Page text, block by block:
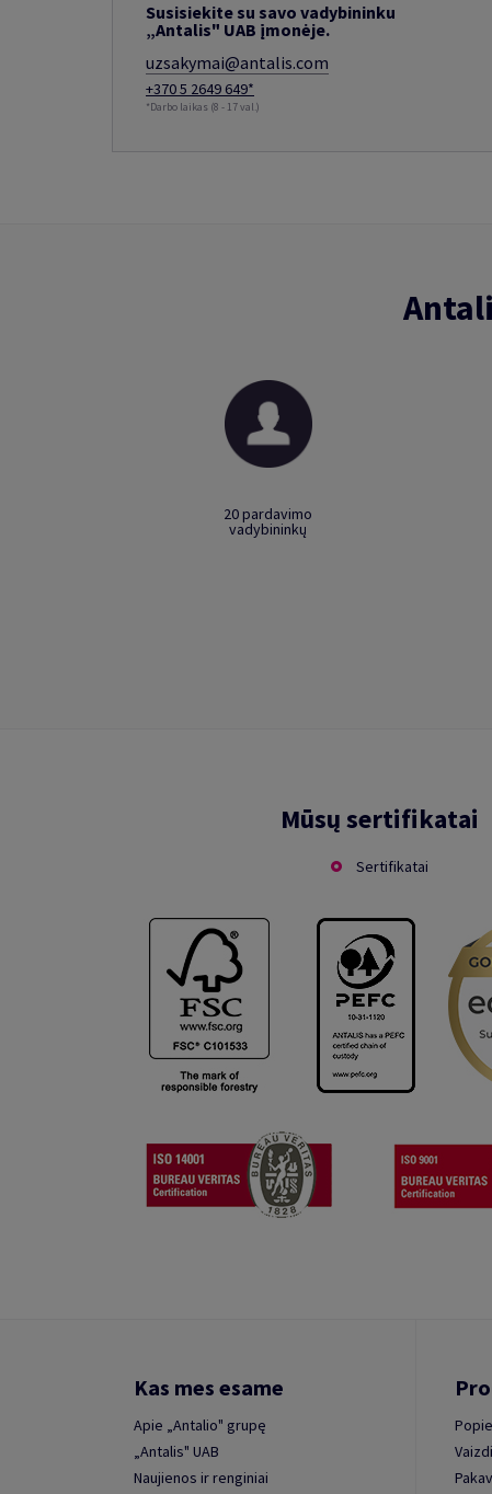
Susisiekite su savo vadybininku
„Antalis" UAB įmonėje.
uzsakymai@antalis.com
+370 5 2649 649*
*Darbo laikas (8 - 17 val.)
20 pardavimo
vadybininkų
Mūsų sertifikatai
Sertifikatai
Kas mes esame
Apie „Antalio" grupę
„Antalis" UAB
Naujienos ir renginiai